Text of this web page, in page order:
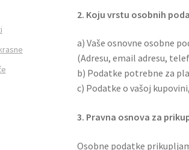
2. Koju vrstu osobnih
a) Vaše osnovne osobne
(Adresu, email adresu,
b) Podatke potrebne za
c) Podatke o vašoj
3. Pravna osnova za
Osobne podatke